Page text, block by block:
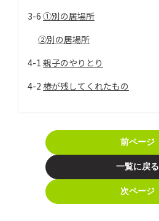
3-6 ①別の居場所
②別の居場所
4-1 親子のやりとり
4-2 椿が残してくれたもの
前ページ
一覧に戻る
次ページ